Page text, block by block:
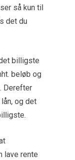
så kun til
det du
billigste
beløb og
Derefter
og det
lave rente